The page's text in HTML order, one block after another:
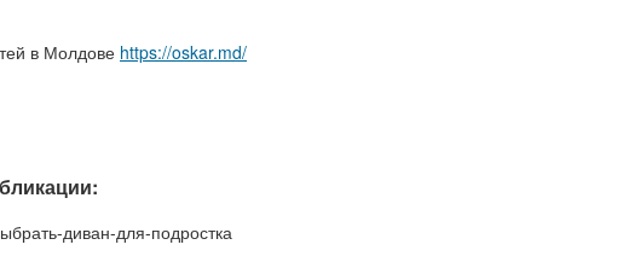
в Молдове https://oskar.md/
диван-для-подростка